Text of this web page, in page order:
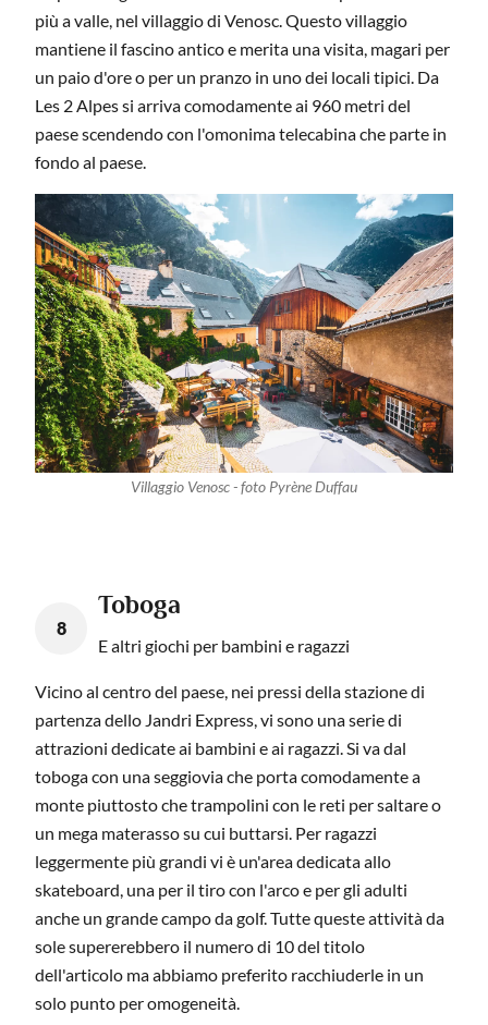
Villaggio Venosc - foto Pyrène Duffau
più a valle, nel villaggio di Venosc. Questo villaggio
mantiene il fascino antico e merita una visita, magari per
un paio d'ore o per un pranzo in uno dei locali tipici. Da
Les 2 Alpes si arriva comodamente ai 960 metri del
paese scendendo con l'omonima telecabina che parte in
fondo al paese.
8
Toboga
E altri giochi per bambini e ragazzi
Vicino al centro del paese, nei pressi della stazione di
partenza dello Jandri Express, vi sono una serie di
attrazioni dedicate ai bambini e ai ragazzi. Si va dal
toboga con una seggiovia che porta comodamente a
monte piuttosto che trampolini con le reti per saltare o
un mega materasso su cui buttarsi. Per ragazzi
leggermente più grandi vi è un'area dedicata allo
skateboard, una per il tiro con l'arco e per gli adulti
anche un grande campo da golf. Tutte queste attività da
sole supererebbero il numero di 10 del titolo
dell'articolo ma abbiamo preferito racchiuderle in un
solo punto per omogeneità.